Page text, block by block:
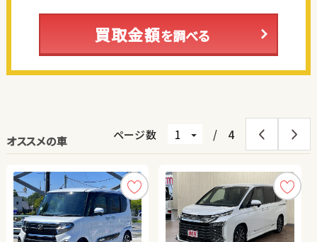
買取金額を調べる
オススメの車 ページ数 / 4